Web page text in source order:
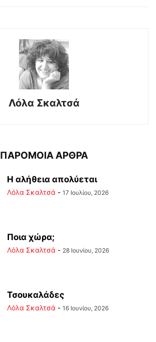
Λόλα Σκαλτσά
ΠΑΡΟΜΟΙΑ ΑΡΘΡΑ
Η αλήθεια απολύεται
Λόλα Σκαλτσά - 17 Ιουλίου, 2026
Ποια χώρα;
Λόλα Σκαλτσά - 28 Ιουνίου, 2026
Τσουκαλάδες
Λόλα Σκαλτσά - 16 Ιουνίου, 2026